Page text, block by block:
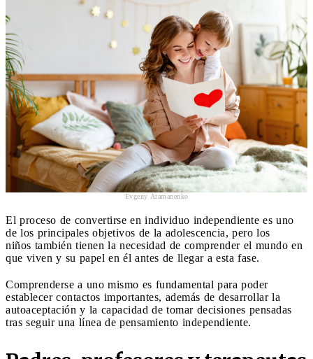
Evgeny Atamanenko
El proceso de convertirse en individuo independiente es uno
de los principales objetivos de la adolescencia, pero los
niños también tienen la necesidad de comprender el mundo en
que viven y su papel en él antes de llegar a esta fase.
Comprenderse a uno mismo es fundamental para poder
establecer contactos importantes, además de desarrollar la
autoaceptación y la capacidad de tomar decisiones pensadas
tras seguir una línea de pensamiento independiente.